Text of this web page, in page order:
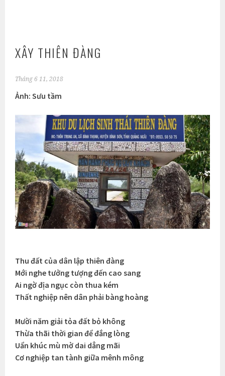
XÂY THIÊN ĐÀNG
Tháng 6 11, 2018
Ảnh: Sưu tầm
Thu đất của dân lập thiên đàng
Mới nghe tưởng tượng đến cao sang
Ai ngờ địa ngục còn thua kém
Thất nghiệp nên dân phải bàng hoàng
Mười năm giải tỏa đất bỏ không
Thừa thãi thời gian để đắng lòng
Uẩn khúc mù mờ dai dẳng mãi
Cơ nghiệp tan tành giữa mênh mông